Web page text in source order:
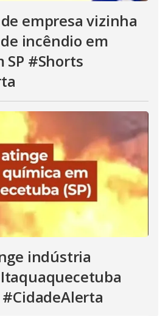
empresa vizinha
incêndio em
#Shorts
indústria
#CidadeAlerta